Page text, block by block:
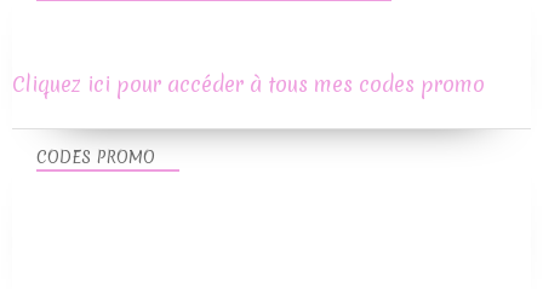
CODES PROMO
Cliquez ici pour accéder à tous mes codes promo